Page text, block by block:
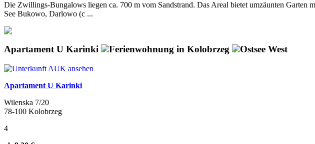
Die Zwillings-Bungalows liegen ca. 700 m vom Sandstrand. Das Areal bietet umzäunten
See Bukowo, Darlowo (c ...
Apartament U Karinki Ferienwohnung in Kolobrzeg Ostsee West
Apartament U Karinki
Wilenska 7/20
78-100 Kolobrzeg
4